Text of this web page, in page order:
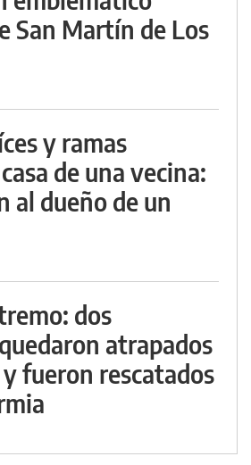
San Martín de Los
y ramas
de una vecina:
al dueño de un
dos
atrapados
fueron rescatados